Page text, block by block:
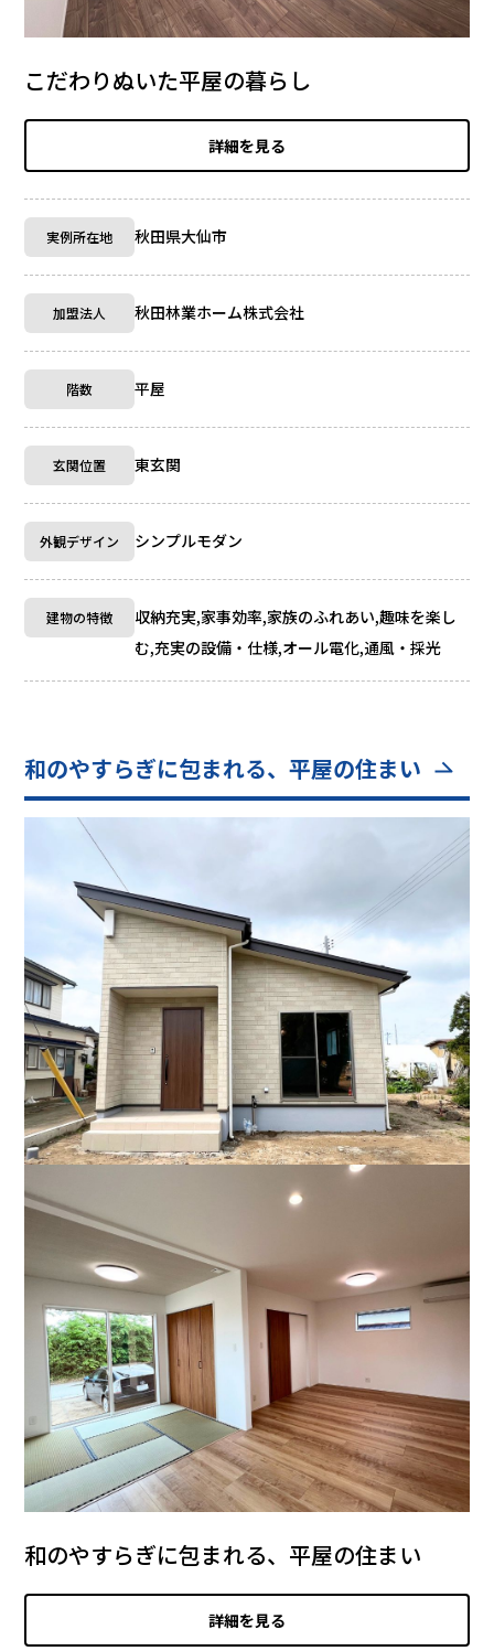
こだわりぬいた平屋の暮らし
詳細を見る
実例所在地 秋田県大仙市
加盟法人 秋田林業ホーム株式会社
階数 平屋
玄関位置 東玄関
外観デザイン シンプルモダン
建物の特徴
収納充実,家事効率,家族のふれあい,趣味を楽し
む,充実の設備・仕様,オール電化,通風・採光
和のやすらぎに包まれる、平屋の住まい
和のやすらぎに包まれる、平屋の住まい
詳細を見る